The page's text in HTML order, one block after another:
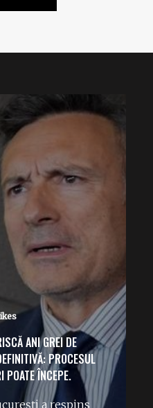
(„MACHE”) FACE
PENTRU PLOAIE.
Sfântului